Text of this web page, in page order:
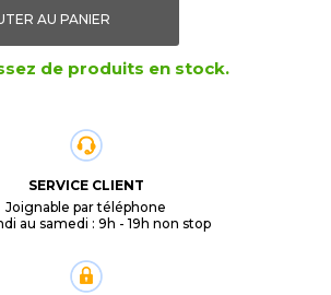
AU PANIER
de produits en stock.
SERVICE CLIENT
Joignable par téléphone
au samedi : 9h - 19h non stop